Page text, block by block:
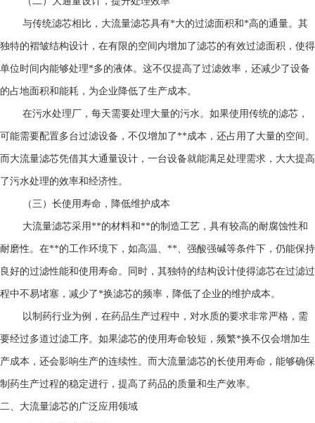
与传统滤芯相比，大流量滤芯具有*大的过滤面积和*高的通量。其
独特的褶皱结构设计，在有限的空间内增加了滤芯的有效过滤面积，使得
单位时间内能够处理*多的液体。这不仅提高了过滤效率，还减少了设备
的占地面积和能耗，为企业降低了生产成本。
在污水处理厂，每天需要处理大量的污水。如果使用传统的滤芯，
可能需要配置多台过滤设备，不仅增加了**成本，还占用了大量的空间。
而大流量滤芯凭借其大通量设计，一台设备就能满足处理需求，大大提高
了污水处理的效率和经济性。
（三）长使用寿命，降低维护成本
大流量滤芯采用**的材料和**的制造工艺，具有较高的耐腐蚀性和
耐磨性。在**的工作环境下，如高温、**、强酸强碱等条件下，仍能保持
良好的过滤性能和使用寿命。同时，其独特的结构设计使得滤芯在过滤过
程中不易堵塞，减少了*换滤芯的频率，降低了企业的维护成本。
以制药行业为例，在药品生产过程中，对水质的要求非常严格，需
要经过多道过滤工序。如果滤芯的使用寿命较短，频繁*换不仅会增加生
产成本，还会影响生产的连续性。而大流量滤芯的长使用寿命，能够确保
制药生产过程的稳定进行，提高了药品的质量和生产效率。
二、 大流量滤芯的广泛应用领域